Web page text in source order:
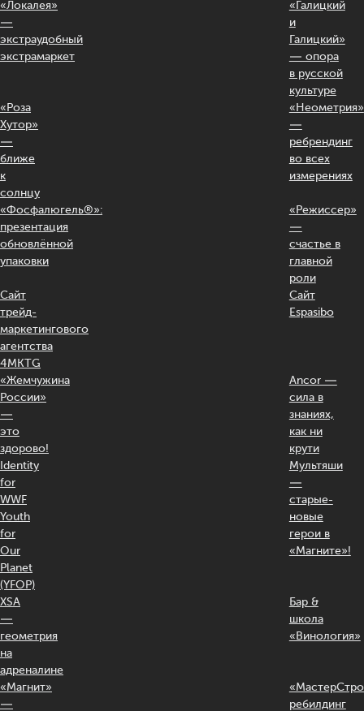
«Локалея»
—
экстраудобный
экстрамаркет
«Галицкий
и
Галицкий»
— опора
в русской
культуре
«Роза
Хутор»
—
ближе
к
солнцу
«Неометрия»
—
ребрендинг
во всех
измерениях
«Фосфалюгель®»:
презентация
обновлённой
упаковки
«Режиссер»
—
счастье в
главной
роли
Сайт
трейд-
маркетингового
агентства
4MKTG
Сайт
Espasibo
«Жемчужина
России»
—
это
здорово!
Ancor —
сила в
знаниях,
как ни
крути
Identity
for
WWF
Youth
for
Our
Planet
(YFOP)
Мультяши
—
старые-
новые
герои в
«Магните»!
XSA
—
геометрия
на
адреналине
Бар &
школа
«Винология»
«Магнит»
—
ребилдинг